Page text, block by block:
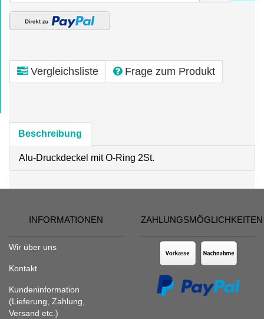
Vergleichsliste Frage zum Produkt
Beschreibung
Alu-Druckdeckel mit O-Ring 2St.
INFORMATIONEN
Wir über uns
Kontakt
Kundeninformation
(Lieferung, Zahlung,
Versand etc.)
ZAHLUNGSMÖGLICHKEITEN